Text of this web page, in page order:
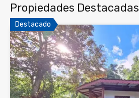
Propiedades Destacadas
Destacado